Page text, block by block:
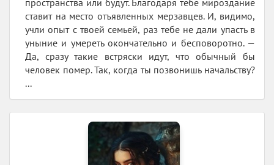
ставит на место отъявленных мерзавцев. И, видимо,
учли опыт с твоей семьей, раз тебе не дали упасть в
уныние и умереть окончательно и бесповоротно. —
Да, сразу такие встряски идут, что обычный бы
человек помер. Так, когда ты позвонишь начальству?
...